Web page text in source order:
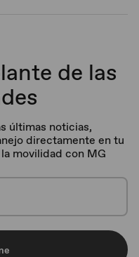
de las
últimas noticias,
directamente en tu
movilidad con MG